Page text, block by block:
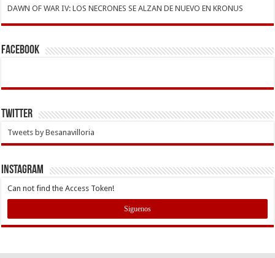
DAWN OF WAR IV: LOS NECRONES SE ALZAN DE NUEVO EN KRONUS
Facebook
Twitter
Tweets by Besanavilloria
INSTAGRAM
Can not find the Access Token!
Siguenos